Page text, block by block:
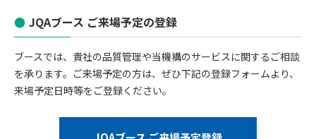
JQAブース ご来場予定の登録
ブースでは、貴社の品質管理や当機構のサービスに関するご相談
を承ります。ご来場予定の方は、ぜひ下記の登録フォームより、
来場予定日時等をご登録ください。